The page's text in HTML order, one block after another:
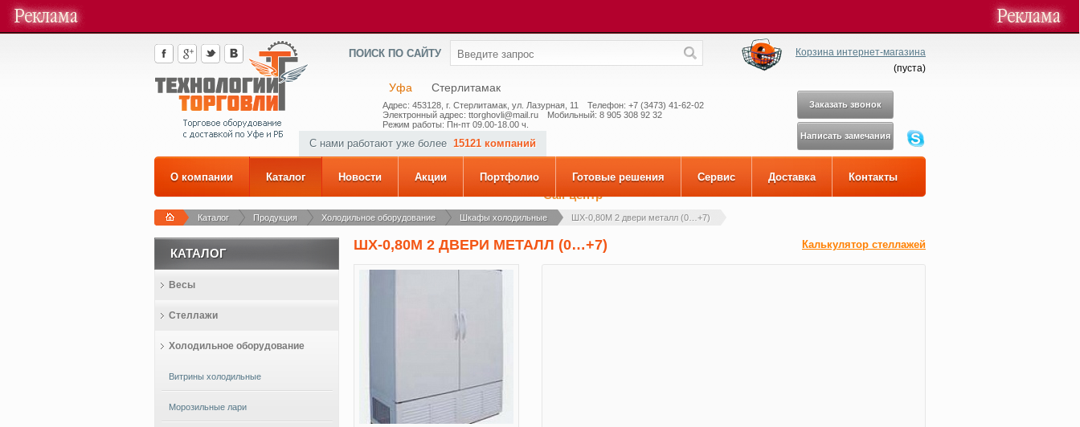
ПОИСК ПО САЙТУ
Корзина интернет-магазина
(пуста)
Уфа Стерлитамак
Адрес: 453128, г. Стерлитамак, ул. Лазурная, 11
Телефон: +7 (3473) 41-62-02
Электронный адрес: ttorghovli@mail.ru
Мобильный: 8 905 308 92 32
Режим работы: Пн-пт 09.00-18.00 ч.
Заказать звонок
Написать замечания
Call-центр
С нами работают уже более 15121 компаний
О компании Каталог Новости Акции Портфолио Готовые решения Сервис Доставка Контакты
Каталог Продукция Холодильное оборудование Шкафы холодильные ШХ-0,80М 2 двери металл (0…+7)
Калькулятор стеллажей
ШХ-0,80М 2 ДВЕРИ МЕТАЛЛ (0…+7)
КАТАЛОГ
Весы
Стеллажи
Холодильное оборудование
Витрины холодильные
Морозильные лари